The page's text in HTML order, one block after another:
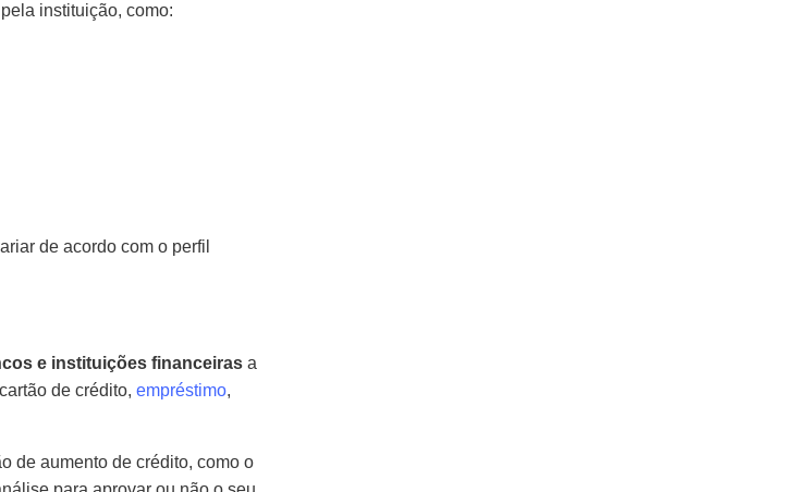
instituição, como:
de acordo com o perfil
e instituições financeiras a
de crédito, empréstimo,
de aumento de crédito, como o